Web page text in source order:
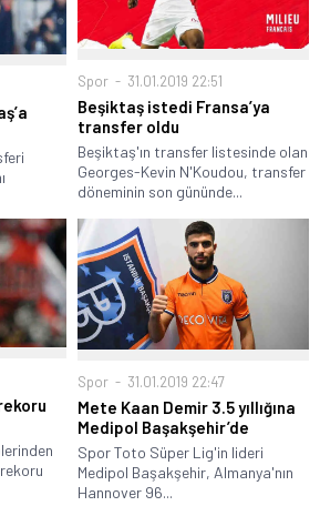
Spor 31.01.2019 22:51
Beşiktaş istedi Fransa’ya
transfer oldu
Beşiktaş'ın transfer listesinde olan
Georges-Kevin N'Koudou, transfer
döneminin son gününde...
Spor 31.01.2019 22:47
Mete Kaan Demir 3.5 yıllığına
Medipol Başakşehir’de
Spor Toto Süper Lig'in lideri
Medipol Başakşehir, Almanya'nın
Hannover 96...